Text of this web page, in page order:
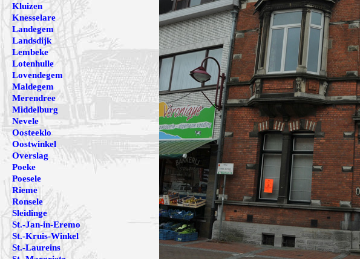
Kluizen
Knesselare
Landegem
Landsdijk
Lembeke
Lotenhulle
Lovendegem
Maldegem
Merendree
Middelburg
Nevele
Oosteeklo
Oostwinkel
Overslag
Poeke
Poesele
Rieme
Ronsele
Sleidinge
St.-Jan-in-Eremo
St.-Kruis-Winkel
St.-Laureins